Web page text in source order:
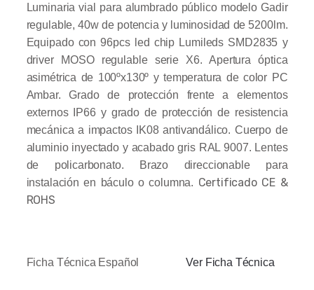
Luminaria vial para alumbrado público modelo Gadir
regulable, 40w de potencia y luminosidad de 5200lm.
Equipado con 96pcs led chip Lumileds SMD2835 y
driver MOSO regulable serie X6. Apertura óptica
asimétrica de 100ºx130º y temperatura de color PC
Ambar. Grado de protección frente a elementos
externos IP66 y grado de protección de resistencia
mecánica a impactos IK08 antivandálico. Cuerpo de
aluminio inyectado y acabado gris RAL 9007. Lentes
de policarbonato. Brazo direccionable para
instalación en báculo o columna. Certificado CE &
ROHS
Ficha Técnica Español Ver Ficha Técnica